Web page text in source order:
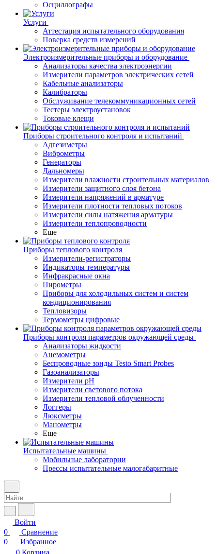
Осциллографы
Услуги
Аттестация испытательного оборудования
Поверка средств измерений
Электроизмерительные приборы и оборудование
Анализаторы качества электроэнергии
Измерители параметров электрических сетей
Кабельные анализаторы
Калибраторы
Обслуживание телекоммуникационных сетей
Тестеры электроустановок
Токовые клещи
Приборы строительного контроля и испытаний
Адгезиметры
Виброметры
Генераторы
Дальномеры
Измерители влажности строительных материалов
Измерители защитного слоя бетона
Измерители напряжений в арматуре
Измерители плотности тепловых потоков
Измерители силы натяжения арматуры
Измерители теплопроводности
Еще
Приборы теплового контроля
Измерители-регистраторы
Индикаторы температуры
Инфракрасные окна
Пирометры
Приборы для холодильных систем и систем
кондиционирования
Тепловизоры
Термометры цифровые
Приборы контроля параметров окружающей среды
Анализаторы жидкости
Анемометры
Беспроводные зонды Testo Smart Probes
Газоанализаторы
Измерители pH
Измерители светового потока
Измерители тепловой облученности
Логгеры
Люксметры
Манометры
Еще
Испытательные машины
Мобильные лаборатории
Прессы испытательные малогабаритные
Войти
0
Сравнение
0
Избранное
0 Корзина